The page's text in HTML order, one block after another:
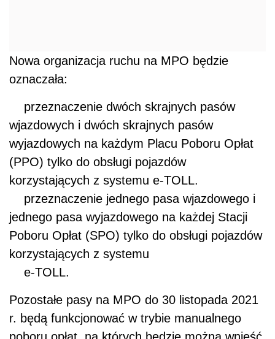
Nowa organizacja ruchu na MPO będzie
oznaczała:
przeznaczenie dwóch skrajnych pasów
wjazdowych i dwóch skrajnych pasów
wyjazdowych na każdym Placu Poboru Opłat
(PPO) tylko do obsługi pojazdów
korzystających z systemu e-TOLL.
przeznaczenie jednego pasa wjazdowego i
jednego pasa wyjazdowego na każdej Stacji
Poboru Opłat (SPO) tylko do obsługi pojazdów
korzystających z systemu
e-TOLL.
Pozostałe pasy na MPO do 30 listopada 2021
r. będą funkcjonować w trybie manualnego